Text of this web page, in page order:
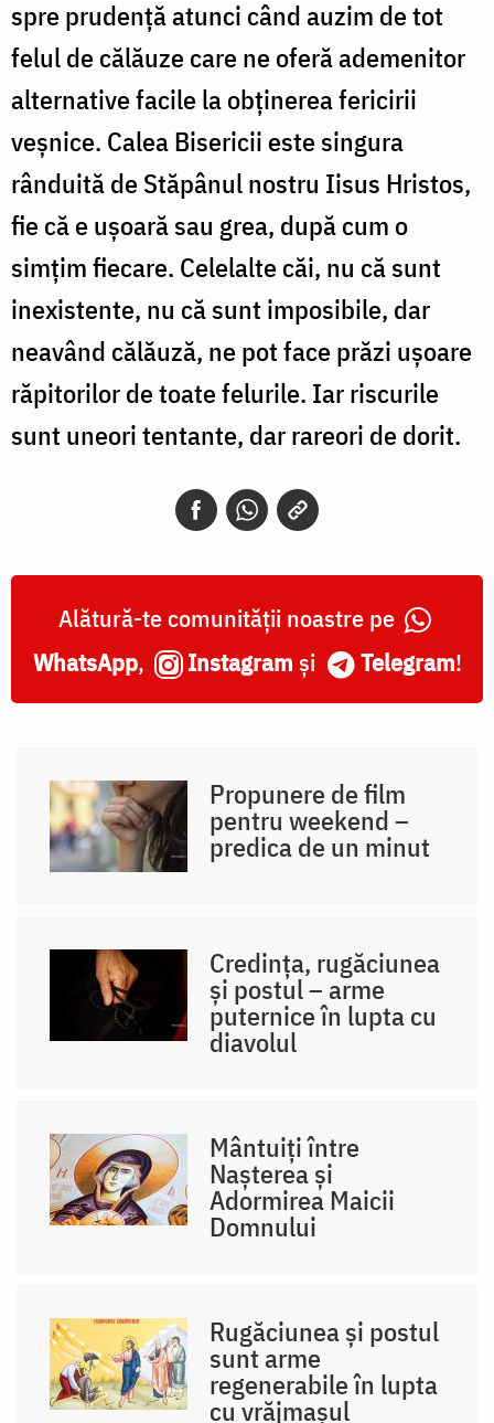
spre prudență atunci când auzim de tot
felul de călăuze care ne oferă ademenitor
alternative facile la obținerea fericirii
veșnice. Calea Bisericii este singura
rânduită de Stăpânul nostru Iisus Hristos,
fie că e ușoară sau grea, după cum o
simțim fiecare. Celelalte căi, nu că sunt
inexistente, nu că sunt imposibile, dar
neavând călăuză, ne pot face prăzi ușoare
răpitorilor de toate felurile. Iar riscurile
sunt uneori tentante, dar rareori de dorit.
Alătură-te comunității noastre pe
WhatsApp, Instagram și Telegram!
Propunere de film
pentru weekend –
predica de un minut
Credința, rugăciunea
și postul – arme
puternice în lupta cu
diavolul
Mântuiți între
Nașterea și
Adormirea Maicii
Domnului
Rugăciunea și postul
sunt arme
regenerabile în lupta
cu vrăjmașul